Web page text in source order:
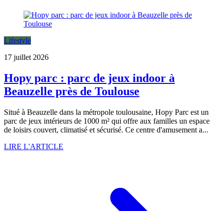
Lifestyle
17 juillet 2026
Hopy parc : parc de jeux indoor à
Beauzelle près de Toulouse
Situé à Beauzelle dans la métropole toulousaine, Hopy Parc est un
parc de jeux intérieurs de 1000 m² qui offre aux familles un espace
de loisirs couvert, climatisé et sécurisé. Ce centre d'amusement a...
LIRE L'ARTICLE